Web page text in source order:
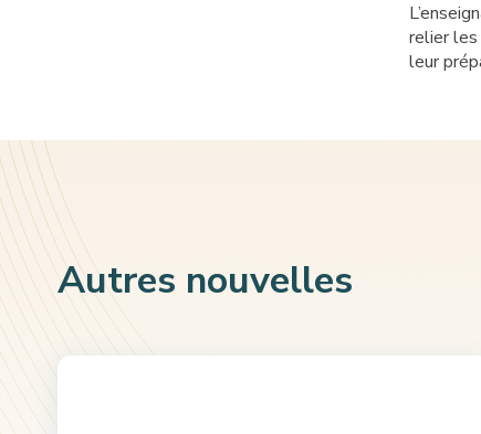
relier les
leur
Autres nouvelles